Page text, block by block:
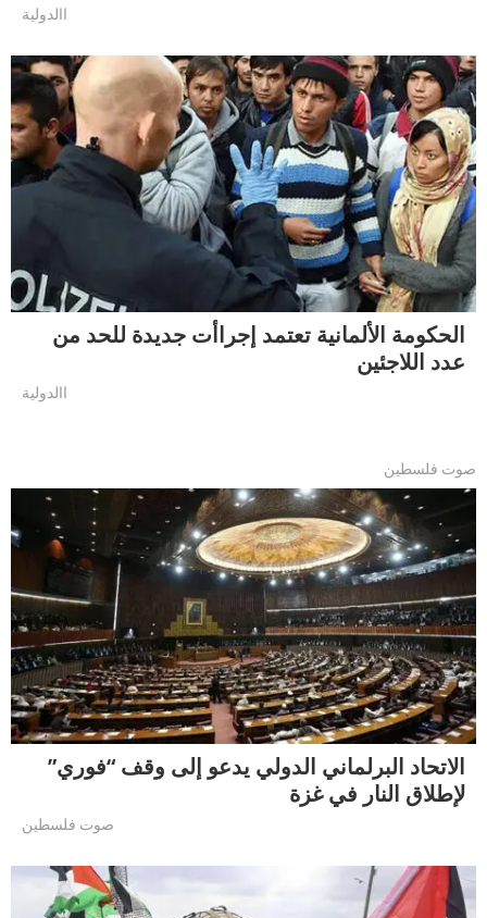
االدولية
الحكومة الألمانية تعتمد إجراأت جديدة للحد من
عدد اللاجئين
االدولية
صوت فلسطين
الاتحاد البرلماني الدولي يدعو إلى وقف “فوري”
لإطلاق النار في غزة
صوت فلسطين